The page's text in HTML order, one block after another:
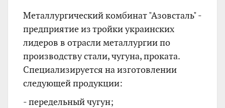
Металлургический комбинат "Азовсталь" -
предприятие из тройки украинских
лидеров в отрасли металлургии по
производству стали, чугуна, проката.
Специализируется на изготовлении
следующей продукции:
- передельный чугун;